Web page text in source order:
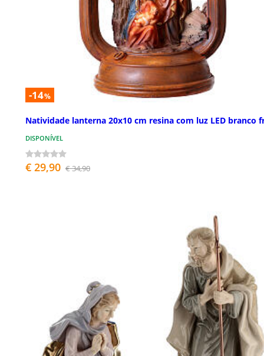
-14%
Natividade lanterna 20x10 cm resina com luz LED branco
DISPONÍVEL
€ 29,90 € 34,90